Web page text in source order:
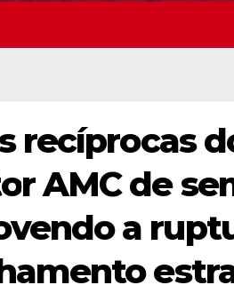
recíprocas
AMC de
a